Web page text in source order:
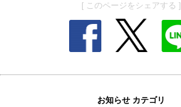
[ このページをシェアする ]
お知らせ カテゴリ